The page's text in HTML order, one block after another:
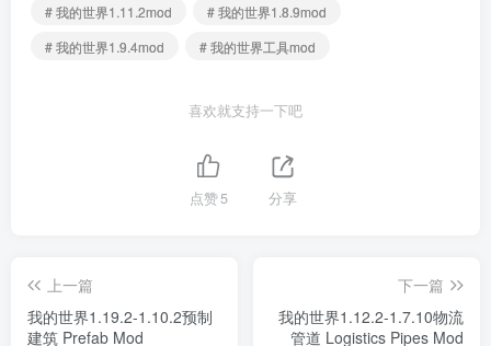
# 我的世界1.11.2mod
# 我的世界1.8.9mod
# 我的世界1.9.4mod
# 我的世界工具mod
喜欢就支持一下吧
点赞5 分享
上一篇
我的世界1.19.2-1.10.2预制
建筑 Prefab Mod
下一篇
我的世界1.12.2-1.7.10物流
管道 Logistics Pipes Mod